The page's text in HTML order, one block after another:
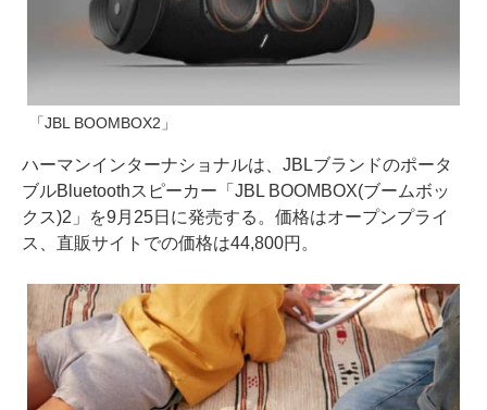
「JBL BOOMBOX2」
ハーマンインターナショナルは、JBLブランドのポータ
ブルBluetoothスピーカー「JBL BOOMBOX(ブームボッ
クス)2」を9月25日に発売する。価格はオープンプライ
ス、直販サイトでの価格は44,800円。